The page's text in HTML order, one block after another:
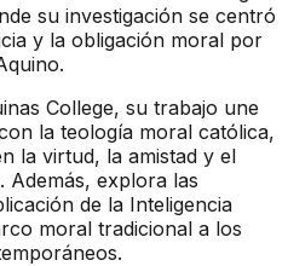
su investigación se centró
y la obligación moral por
College, su trabajo une
la teología moral católica,
la virtud, la amistad y el
Además, explora las
de la Inteligencia
moral tradicional a los